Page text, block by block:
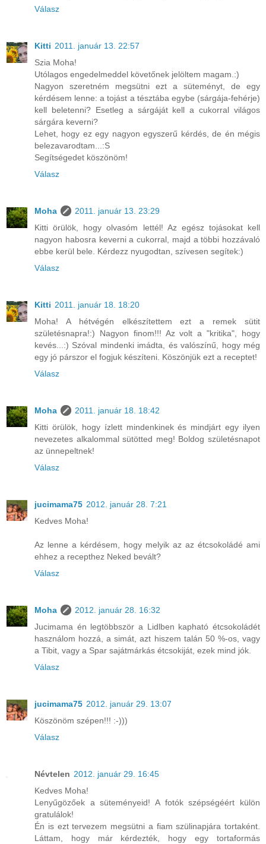
Válasz
Kitti 2011. január 13. 22:57
Szia Moha!
Utólagos engedelmeddel követőnek jelöltem magam.:)
Nagyon szeretném megsütni ezt a süteményt, de egy
kérdésem lenne: a tojást a tésztába egybe (sárgája-fehérje)
kell beletenni? Esetleg a sárgáját kell a cukorral világos
sárgára keverni?
Lehet, hogy ez egy nagyon egyszerű kérdés, de én mégis
belezavarodtam...:S
Segítségedet köszönöm!
Válasz
Moha
2011. január 13. 23:29
Kitti örülök, hogy olvasóm lettél! Az egész tojásokat kell
nagyon habosra keverni a cukorral, majd a többi hozzávaló
ebbe kerül bele. Kérdezz nyugodtan, szívesen segítek:)
Válasz
Kitti 2011. január 18. 18:20
Moha! A hétvégén elkészítettem ezt a remek sütit
születésnapra!:) Nagyon finom!!! Az volt a "kritika", hogy
kevés...:) Szóval mindenki imádta, és valószínű, hogy még
egy jó párszor el fogjuk készíteni. Köszönjük ezt a receptet!
Válasz
Moha
2011. január 18. 18:42
Kitti örülök, hogy ízlett mindenkinek és mindjárt egy ilyen
nevezetes alkalommal sütötted meg! Boldog születésnapot
az ünnepeltnek!
Válasz
jucimama75 2012. január 28. 7:21
Kedves Moha!
Az lenne a kérdésem, hogy melyik az az étcsokoládé ami
ehhez a recepthez Neked bevált?
Válasz
Moha
2012. január 28. 16:32
Jucimama én legtöbbször a Lidlben kapható étcsokoládét
használom hozzá, a simát, azt hiszem talán 50 %-os, vagy
a Tibit, vagy a Spar sajátmárkás étcsokiját, ezek mind jók.
Válasz
jucimama75 2012. január 29. 13:07
Köszönöm szépen!!! :-)))
Válasz
Névtelen 2012. január 29. 16:45
Kedves Moha!
Lenyűgözőek a süteményeid! A fotók szépségéért külön
gratulálok!
Én is ezt tervezem megsütni a fiam szülinapjára tortaként.
Láttam, hogy már kérdezték, hogy egy tortaformás